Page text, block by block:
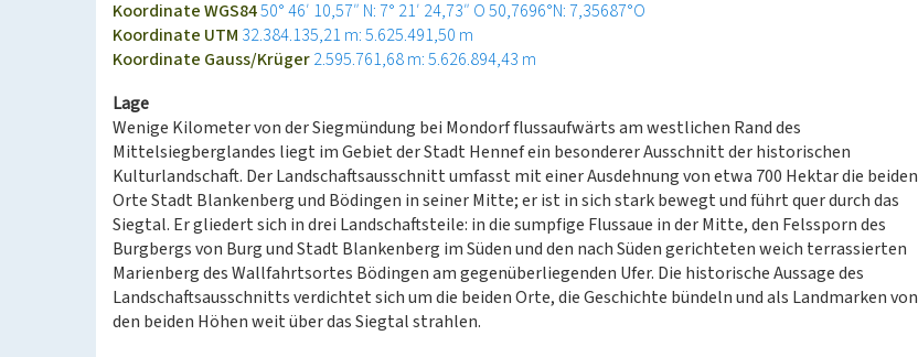
Koordinate WGS8450° 46′ 10,57″ N: 7° 21′ 24,73″ O50,7696°N: 7,35687°O
Koordinate UTM 32.384.135,21 m: 5.625.491,50 m
Koordinate Gauss/Krüger2.595.761,68 m: 5.626.894,43 m
Lage
Wenige Kilometer von der Siegmündung bei Mondorf flussaufwärts am westlichen Rand des
Mittelsiegberglandes liegt im Gebiet der Stadt Hennef ein besonderer Ausschnitt der historischen
Kulturlandschaft. Der Landschaftsausschnitt umfasst mit einer Ausdehnung von etwa 700 Hektar die beiden
Orte Stadt Blankenberg und Bödingen in seiner Mitte; er ist in sich stark bewegt und führt quer durch das
Siegtal. Er gliedert sich in drei Landschaftsteile: in die sumpfige Flussaue in der Mitte, den Felssporn des
Burgbergs von Burg und Stadt Blankenberg im Süden und den nach Süden gerichteten weich terrassierten
Marienberg des Wallfahrtsortes Bödingen am gegenüberliegenden Ufer. Die historische Aussage des
Landschaftsausschnitts verdichtet sich um die beiden Orte, die Geschichte bündeln und als Landmarken von
den beiden Höhen weit über das Siegtal strahlen.